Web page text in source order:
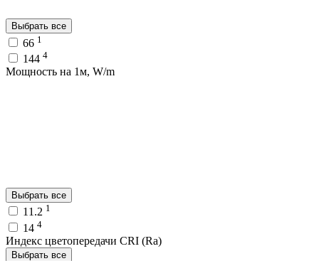
Выбрать все
66 1
144 4
Мощность на 1м, W/m
Выбрать все
11.2 1
14 4
Индекс цветопередачи CRI (Ra)
Выбрать все